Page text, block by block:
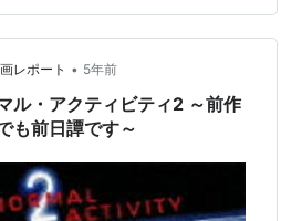
ルは、アナの部屋に忍び込む。そ
見つける。ケイティとクリスティ
ュバスの召喚の書物を見つけ
興味本…
レポート • 5年前
ル・アクティビティ2 ～前作
も前日譚です～